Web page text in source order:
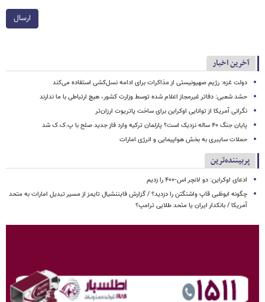
ارسال
آخرین اخبار
دولت غزه: رژیم صهیونیستی از مذاکرات برای ادامه نسل‌کشی استفاده می‌کند
حشد شعبی: دفاتر غیرمجاز اعلام شده توسط وزارت کشور، هیچ ارتباطی با ما ندارند
نگرانی آمریکا از توانایی اوکراین برای ساخت پاتریوت ارزان‌تر
پایان جنگ ۴۰ ساله نزدیک است؟ پارلمان ترکیه وارد فاز جدید صلح با پ.ک.ک شد
حملات سایبری به بخش هواپیمایی و انرژی امارات
پربیننده‌ترین
ادعای اوکراین: دو لانچر اس-۴۰۰ را زدیم
چگونه ابوظبی قاپ واشنگتن را دزدید؟ / گزارش فایننشیال تایمز از مسیر تبدیل امارات به متحد
آمریکا / بانکدار ایران یا متحد طلایی ترامپ؟